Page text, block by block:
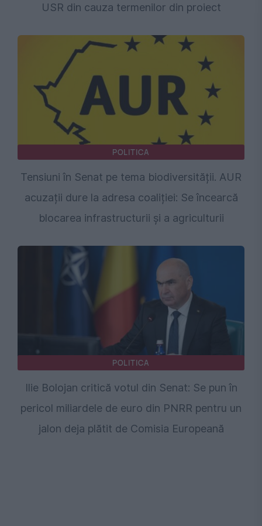
USR din cauza termenilor din proiect
POLITICA
Tensiuni în Senat pe tema biodiversității. AUR
acuzații dure la adresa coaliției: Se încearcă
blocarea infrastructurii și a agriculturii
POLITICA
Ilie Bolojan critică votul din Senat: Se pun în
pericol miliardele de euro din PNRR pentru un
jalon deja plătit de Comisia Europeană